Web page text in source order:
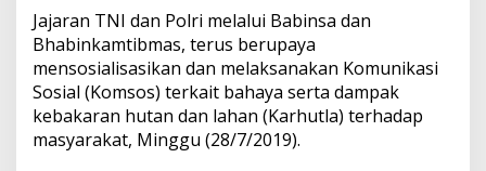
Jajaran TNI dan Polri melalui Babinsa dan
Bhabinkamtibmas, terus berupaya
mensosialisasikan dan melaksanakan Komunikasi
Sosial (Komsos) terkait bahaya serta dampak
kebakaran hutan dan lahan (Karhutla) terhadap
masyarakat, Minggu (28/7/2019).